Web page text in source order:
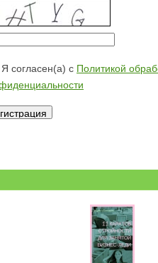
Я согласен(а) с Политикой